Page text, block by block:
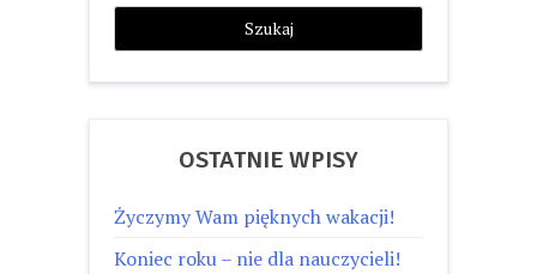
OSTATNIE WPISY
Życzymy Wam pięknych wakacji!
Koniec roku – nie dla nauczycieli!